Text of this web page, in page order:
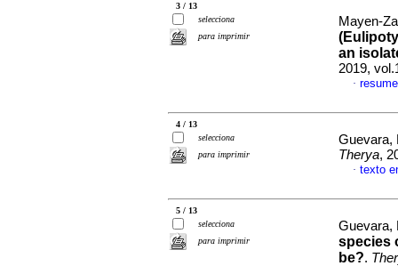
3 / 13
selecciona
para imprimir
Mayen-
an
2019,
·
4 / 13
selecciona
para imprimir
Guevara,
Therya,
· texto
5 / 13
selecciona
para imprimir
Guevara,
species
be?.